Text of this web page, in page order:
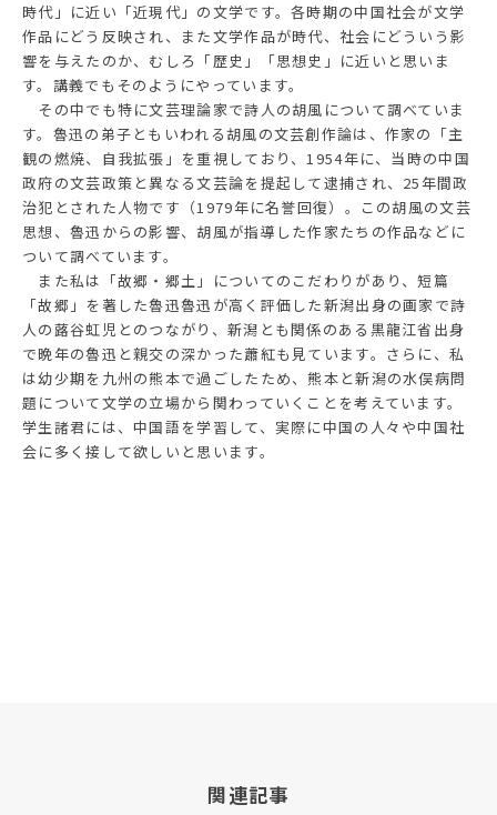
時代」に近い「近現代」の文学です。各時期の中国社会が文学
作品にどう反映され、また文学作品が時代、社会にどういう影
響を与えたのか、むしろ「歴史」「思想史」に近いと思いま
す。講義でもそのようにやっています。
その中でも特に文芸理論家で詩人の胡風について調べていま
す。魯迅の弟子ともいわれる胡風の文芸創作論は、作家の「主
観の燃焼、自我拡張」を重視しており、1954年に、当時の中国
政府の文芸政策と異なる文芸論を提起して逮捕され、25年間政
治犯とされた人物です（1979年に名誉回復）。この胡風の文芸
思想、魯迅からの影響、胡風が指導した作家たちの作品などに
ついて調べています。
また私は「故郷・郷土」についてのこだわりがあり、短篇
「故郷」を著した魯迅魯迅が高く評価した新潟出身の画家で詩
人の蕗谷虹児とのつながり、新潟とも関係のある黒龍江省出身
で晩年の魯迅と親交の深かった蕭紅も見ています。さらに、私
は幼少期を九州の熊本で過ごしたため、熊本と新潟の水俣病問
題について文学の立場から関わっていくことを考えています。
学生諸君には、中国語を学習して、実際に中国の人々や中国社
会に多く接して欲しいと思います。
関連記事